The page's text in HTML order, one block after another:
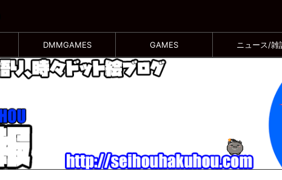
DMMGAMES GAMES ニュース/雑